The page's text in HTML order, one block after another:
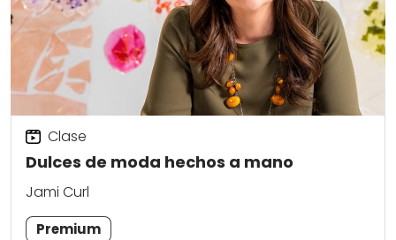
Dulces de moda hechos a mano
Clase
Jami Curl
Premium